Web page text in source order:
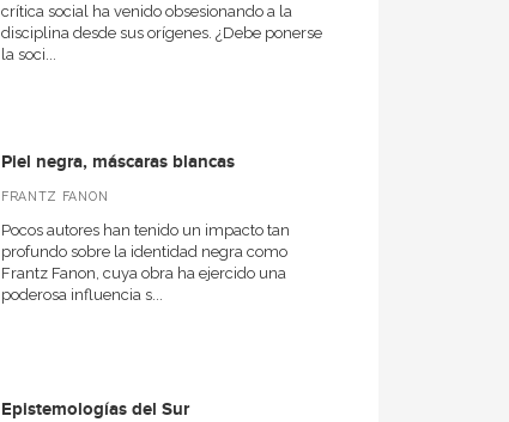
crítica social ha venido obsesionando a la
disciplina desde sus orígenes. ¿Debe ponerse
la soci...
Piel negra, máscaras blancas
FRANTZ FANON
Pocos autores han tenido un impacto tan
profundo sobre la identidad negra como
Frantz Fanon, cuya obra ha ejercido una
poderosa influencia s...
Epistemologías del Sur